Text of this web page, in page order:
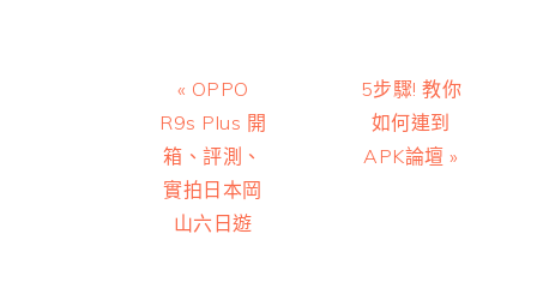
Previous
Post:
« OPPO
R9s Plus 開
箱、評測、
實拍日本岡
山六日遊
Next
Post:
5步驟! 教你
如何連到
APK論壇 »